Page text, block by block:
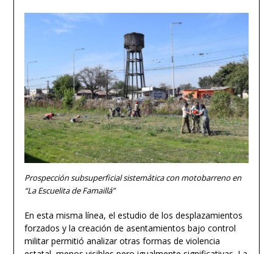
Prospección subsuperficial sistemática con motobarreno en
“La Escuelita de Famaillá”
En esta misma línea, el estudio de los desplazamientos
forzados y la creación de asentamientos bajo control
militar permitió analizar otras formas de violencia